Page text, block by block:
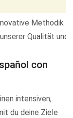
Methodik
Qualität
con
intensiven,
du deine Ziele